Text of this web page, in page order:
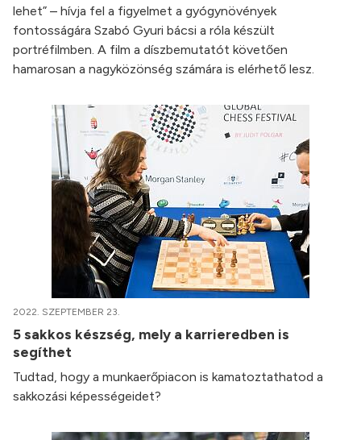
lehet” – hívja fel a figyelmet a gyógynövények
fontosságára Szabó Gyuri bácsi a róla készült
portréfilmben. A film a díszbemutatót követően
hamarosan a nagyközönség számára is elérhető lesz.
2022. SZEPTEMBER 23.
5 sakkos készség, mely a karrieredben is
segíthet
Tudtad, hogy a munkaerőpiacon is kamatoztathatod a
sakkozási képességeidet?